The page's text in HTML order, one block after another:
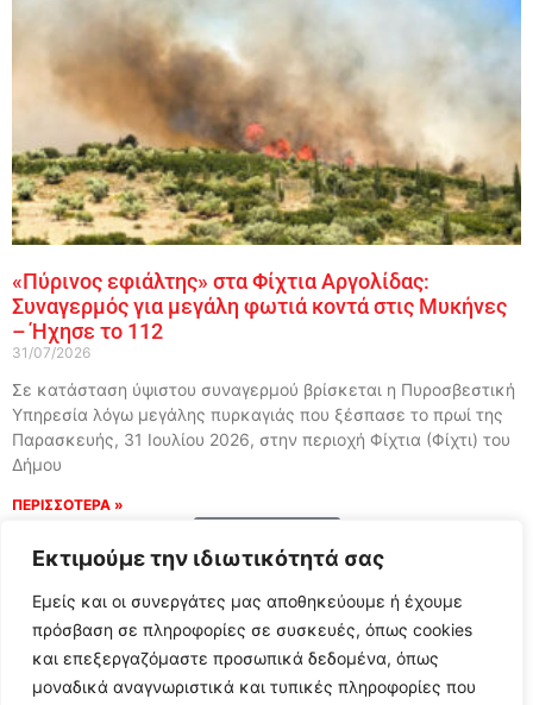
Εκτιμούμε την ιδιωτικότητά σας
Εμείς και οι συνεργάτες μας αποθηκεύουμε ή έχουμε
πρόσβαση σε πληροφορίες σε συσκευές, όπως cookies
και επεξεργαζόμαστε προσωπικά δεδομένα, όπως
μοναδικά αναγνωριστικά και τυπικές πληροφορίες που
«Πύρινος εφιάλτης» στα Φίχτια Αργολίδας:
Συναγερμός για μεγάλη φωτιά κοντά στις Μυκήνες
– Ήχησε το 112
31/07/2026
Σε κατάσταση ύψιστου συναγερμού βρίσκεται η Πυροσβεστική
Υπηρεσία λόγω μεγάλης πυρκαγιάς που ξέσπασε το πρωί της
Παρασκευής, 31 Ιουλίου 2026, στην περιοχή Φίχτια (Φίχτι) του
Δήμου
ΠΕΡΙΣΣΟΤΕΡΑ »